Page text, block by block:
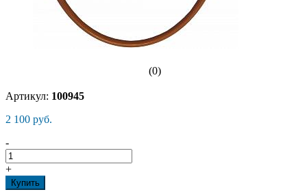
(0)
Артикул: 100945
2 100 руб.
-
+
Купить